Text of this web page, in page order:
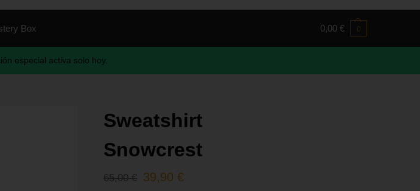
Box 0,00 € 0
especial activa solo hoy.
Sweatshirt
Snowcrest
65,00€ 39,90€